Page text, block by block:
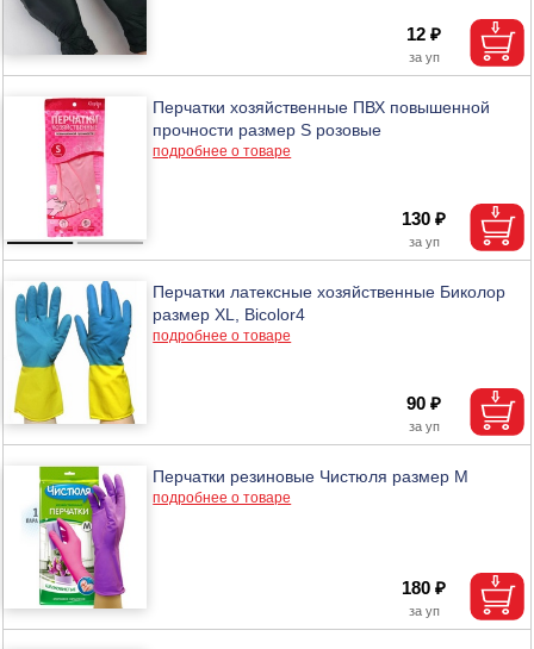
12 ₽
Перчатки хозяйственные ПВХ повышенной
прочности размер S розовые
подробнее о товаре
130 ₽
Перчатки латексные хозяйственные Биколор
размер XL, Bicolor4
подробнее о товаре
90 ₽
Перчатки резиновые Чистюля размер M
подробнее о товаре
180 ₽